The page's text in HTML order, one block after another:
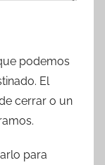
podemos
El
cerrar o un
para